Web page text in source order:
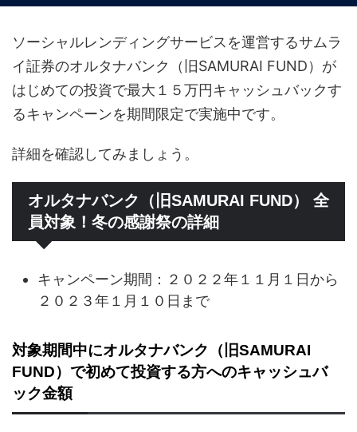
ソーシャルレンディングサービスを運営するサムラ
イ証券のオルタナバンク（旧SAMURAI FUND）が
はじめての投資で最大１５万円キャッシュバックす
るキャンペーンを期間限定で実施中です。
詳細を確認してみましょう。
オルタナバンク（旧SAMURAI FUND） 全
員対象！冬の感謝祭の詳細
キャンペーン期間：２０２２年１１月１日から
２０２３年１月１０日まで
対象期間中にオルタナバンク（旧SAMURAI
FUND）で初めて投資する方へのキャッシュバ
ック金額